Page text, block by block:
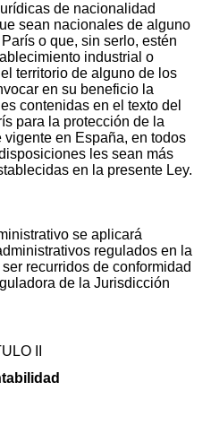
de nacionalidad
sean nacionales de alguno
o que, sin serlo, estén
industrial o
territorio de alguno de los
en su beneficio la
contenidas en el texto del
para la protección de la
en España, en todos
les sean más
en la presente Ley.
se aplicará
regulados en la
recurridos de conformidad
de la Jurisdicción
II